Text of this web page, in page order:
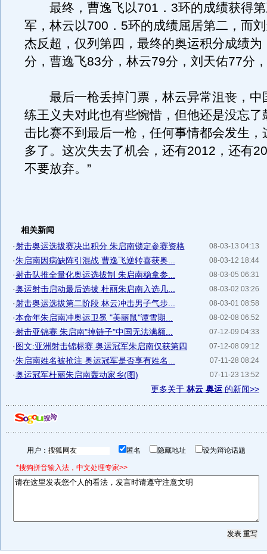
最终，曹逸飞以701．3环的成绩获得第
军，林云以700．5环的成绩屈居第二，而
杰反超，仅列第四，最终的奥运积分成绩为
分，曹逸飞83分，林云79分，刘天佑77分
最后一枪丢掉门票，林云异常沮丧，中
练王义夫对此也有些惋惜，但他还是没忘了
击比赛不到最后一枪，任何事情都会发生，
多了。这次失去了机会，还有2012，还有
不要放弃。”
相关新闻
08-03-13 04:13
·射击奥运选拔赛决出积分 朱启南锁定参赛资格
08-03-12 18:44
·朱启南因病缺阵引混战 曹逸飞逆转喜获奥...
08-03-05 06:31
·射击队推全量化奥运选拔制 朱启南稳拿参...
08-03-02 03:26
·奥运射击启动最后选拔 杜丽朱启南入选几...
08-03-01 08:58
·射击奥运选拔第二阶段 林云冲击男子气步...
08-02-08 06:52
·本命年朱启南冲奥运卫冕 "美丽鼠"谭雪期...
07-12-09 04:33
·射击亚锦赛 朱启南"掉链子"中国无法满额...
07-12-08 09:12
·图文:亚洲射击锦标赛 奥运冠军朱启南仅获第四
07-11-28 08:24
·朱启南姓名被抢注 奥运冠军是否享有姓名...
07-11-23 13:52
·奥运冠军杜丽朱启南轰动家乡(图)
更多关于 林云 奥运 的新闻>>
用户： 匿名 隐藏地址 设为辩论话题
*搜狗拼音输入法，中文处理专家>>